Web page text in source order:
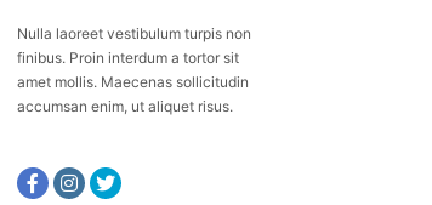
Nulla laoreet vestibulum turpis non
finibus. Proin interdum a tortor sit
amet mollis. Maecenas sollicitudin
accumsan enim, ut aliquet risus.